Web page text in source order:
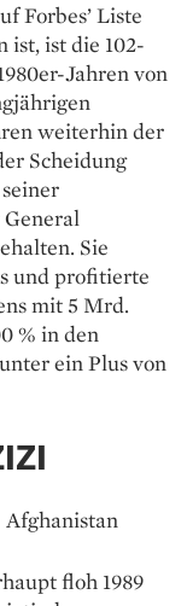
Forbes’ Liste
ist die 102-
Jahren von
weiterhin der
Scheidung
Sie
und profitierte
mit 5 Mrd.
% in den
ein Plus von
Afghanistan
floh 1989